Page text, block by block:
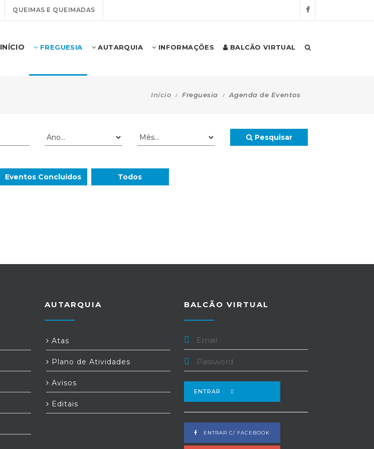
QUEIMAS E QUEIMADAS
INÍCIO FREGUESIA AUTARQUIA INFORMAÇÕES BALCÃO VIRTUAL
Início Freguesia Agenda de Eventos
Pesquisar
Eventos Concluídos Todos
AUTARQUIA
Atas
Plano de Atividades
Avisos
Editais
BALCÃO VIRTUAL
ENTRAR
ENTRAR C/ FACEBOOK